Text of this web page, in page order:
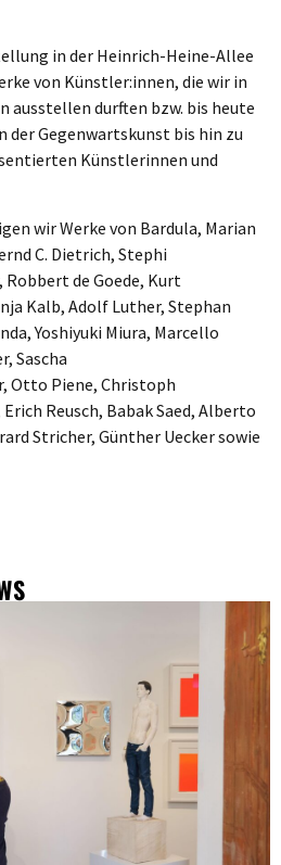
in der Heinrich-Heine-Allee
von Künstler:innen, die wir in
ausstellen durften bzw. bis heute
der Gegenwartskunst bis hin zu
Künstlerinnen und
wir Werke von Bardula, Marian
C. Dietrich, Stephi
de Goede, Kurt
Kalb, Adolf Luther, Stephan
Yoshiyuki Miura, Marcello
Sascha
Otto Piene, Christoph
Reusch, Babak Saed, Alberto
Stricher, Günther Uecker sowie